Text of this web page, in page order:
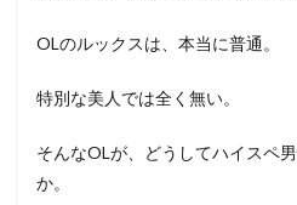
OLのルックスは、本当に普通。
特別な美人では全く無い。
そんなOLが、どうしてハイスペ
か。